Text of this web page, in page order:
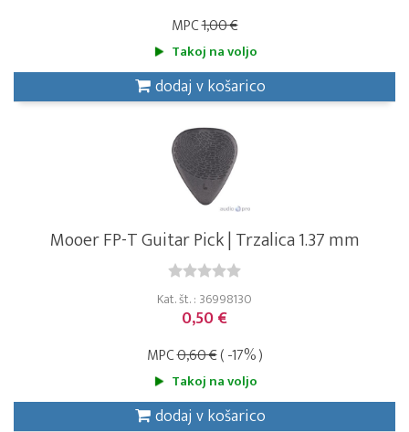
MPC1,00 €
Takoj na voljo
dodaj v košarico
Mooer FP-T Guitar Pick | Trzalica 1.37 mm
Kat. št. : 36998130
0,50 €
MPC0,60 €( -17% )
Takoj na voljo
dodaj v košarico